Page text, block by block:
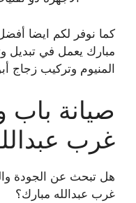
كما نوفر لكم ايضا
مبارك يعمل في تبديل
المنيوم وتركيب زجاج
صيانة باب
غرب
هل تبحث عن الجودة
غرب عبدالله مبارك؟